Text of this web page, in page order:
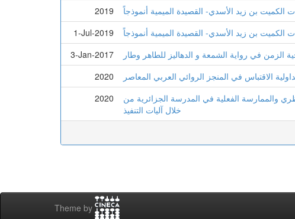
2019
1-Jul-2019
3-Jan-2017
الزمن في رواية الشمعة و الدهاليز للطاهر وطار
2020
الاقتباس في المنجز الروائي العربي المعاصر
2020
والممارسة الفعلية في المدرسة الجزائرية من
خلال آليات التنفيذ
Theme by